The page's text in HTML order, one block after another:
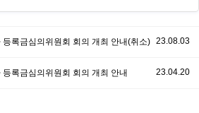
록금심의위원회 회의 개최 안내(취소) 23.08.03
록금심의위원회 회의 개최 안내 23.04.20